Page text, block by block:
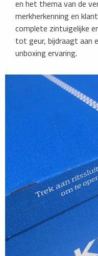
en het thema van de
merkherkenning en
complete zintuigelijke
tot geur, bijdraagt aan
unboxing ervaring.